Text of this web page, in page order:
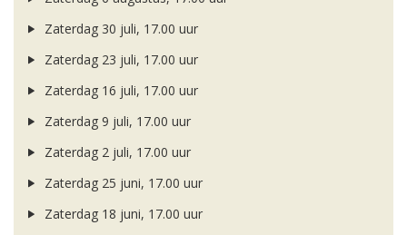
Zaterdag 30 juli, 17.00 uur
Zaterdag 23 juli, 17.00 uur
Zaterdag 16 juli, 17.00 uur
Zaterdag 9 juli, 17.00 uur
Zaterdag 2 juli, 17.00 uur
Zaterdag 25 juni, 17.00 uur
Zaterdag 18 juni, 17.00 uur